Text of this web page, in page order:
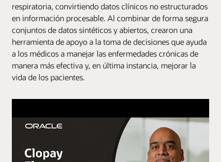
respiratoria, convirtiendo datos clínicos no estructurados
en información procesable. Al combinar de forma segura
conjuntos de datos sintéticos y abiertos, crearon una
herramienta de apoyo a la toma de decisiones que ayuda
a los médicos a manejar las enfermedades crónicas de
manera más efectiva y, en última instancia, mejorar la
vida de los pacientes.